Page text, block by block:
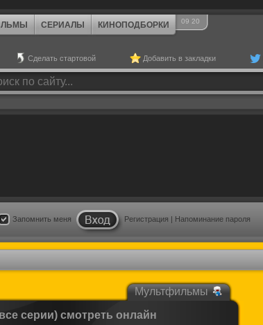
СЕРИАЛЫ КИНОПОДБОРКИ 09 20
Сделать стартовой Добавить в закладки
Запомнить меня Регистрация | Напоминание пароля
Мультфильмы
серии) смотреть онлайн